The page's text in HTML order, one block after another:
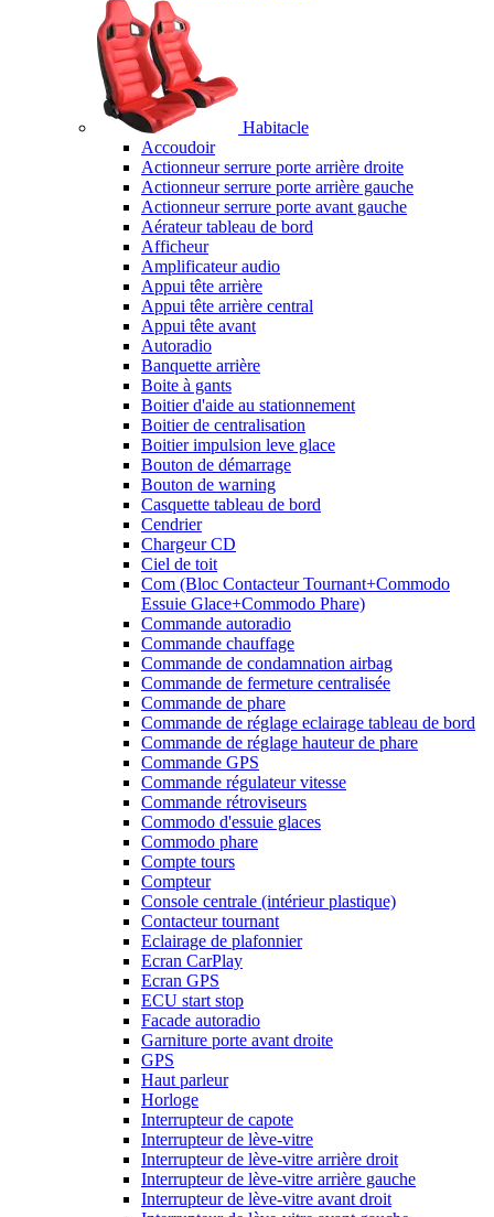
Habitacle
Accoudoir
Actionneur serrure porte arrière droite
Actionneur serrure porte arrière gauche
Actionneur serrure porte avant gauche
Aérateur tableau de bord
Afficheur
Amplificateur audio
Appui tête arrière
Appui tête arrière central
Appui tête avant
Autoradio
Banquette arrière
Boite à gants
Boitier d'aide au stationnement
Boitier de centralisation
Boitier impulsion leve glace
Bouton de démarrage
Bouton de warning
Casquette tableau de bord
Cendrier
Chargeur CD
Ciel de toit
Com (Bloc Contacteur Tournant+Commodo
Essuie Glace+Commodo Phare)
Commande autoradio
Commande chauffage
Commande de condamnation airbag
Commande de fermeture centralisée
Commande de phare
Commande de réglage eclairage tableau de bord
Commande de réglage hauteur de phare
Commande GPS
Commande régulateur vitesse
Commande rétroviseurs
Commodo d'essuie glaces
Commodo phare
Compte tours
Compteur
Console centrale (intérieur plastique)
Contacteur tournant
Eclairage de plafonnier
Ecran CarPlay
Ecran GPS
ECU start stop
Facade autoradio
Garniture porte avant droite
GPS
Haut parleur
Horloge
Interrupteur de capote
Interrupteur de lève-vitre
Interrupteur de lève-vitre arrière droit
Interrupteur de lève-vitre arrière gauche
Interrupteur de lève-vitre avant droit